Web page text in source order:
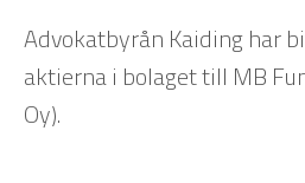
Advokatbyrån Kaiding har
aktierna i bolaget till MB
Oy).